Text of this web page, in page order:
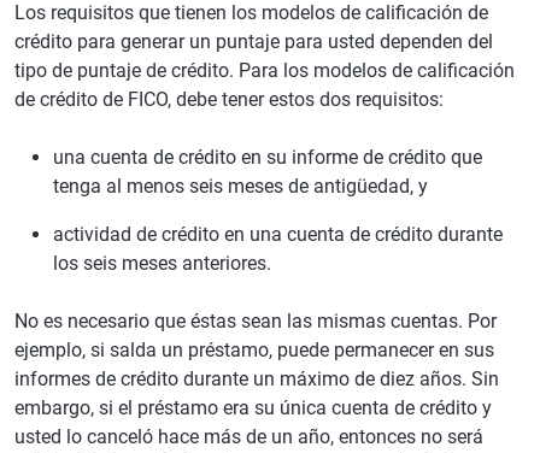
Los requisitos que tienen los modelos de calificación de
crédito para generar un puntaje para usted dependen del
tipo de puntaje de crédito. Para los modelos de calificación
de crédito de FICO, debe tener estos dos requisitos:
una cuenta de crédito en su informe de crédito que
tenga al menos seis meses de antigüedad, y
actividad de crédito en una cuenta de crédito durante
los seis meses anteriores.
No es necesario que éstas sean las mismas cuentas. Por
ejemplo, si salda un préstamo, puede permanecer en sus
informes de crédito durante un máximo de diez años. Sin
embargo, si el préstamo era su única cuenta de crédito y
usted lo canceló hace más de un año, entonces no será